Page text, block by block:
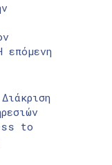
επόμενη
to